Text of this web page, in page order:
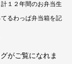
１２年間のお弁当生
るわっぱ弁当箱を記
がご覧になれま